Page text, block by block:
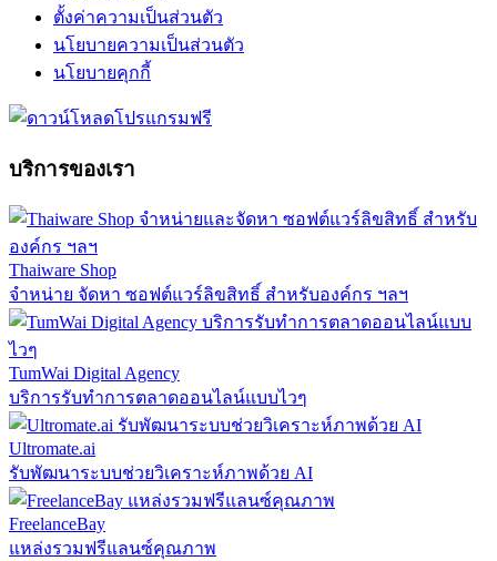
ตั้งค่าความเป็นส่วนตัว
นโยบายความเป็นส่วนตัว
นโยบายคุกกี้
บริการของเรา
Thaiware Shop
จำหน่าย จัดหา ซอฟต์แวร์ลิขสิทธิ์ สำหรับองค์กร ฯลฯ
TumWai Digital Agency
บริการรับทำการตลาดออนไลน์แบบไวๆ
Ultromate.ai
รับพัฒนาระบบช่วยวิเคราะห์ภาพด้วย AI
FreelanceBay
แหล่งรวมฟรีแลนซ์คุณภาพ